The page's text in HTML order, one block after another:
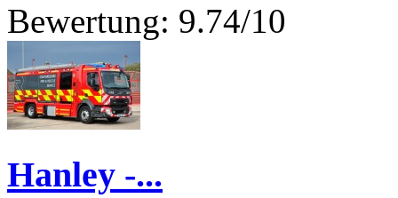
Bewertung: 9.74/10
Hanley -...